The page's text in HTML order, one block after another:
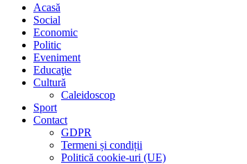
Acasă
Social
Economic
Politic
Eveniment
Educaţie
Cultură
Caleidoscop
Sport
Contact
GDPR
Termeni și condiții
Politică cookie-uri (UE)